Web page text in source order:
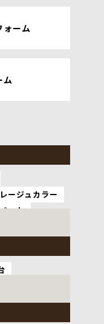
ォーム
ム
ージュカラー
ット